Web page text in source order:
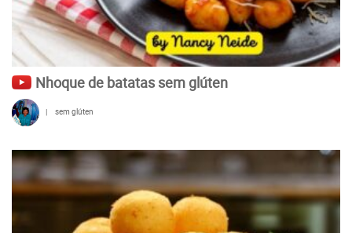
Nhoque de batatas sem glúten
| sem glúten